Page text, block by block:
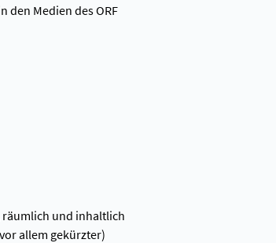
den Medien des ORF
und inhaltlich
allem gekürzter)